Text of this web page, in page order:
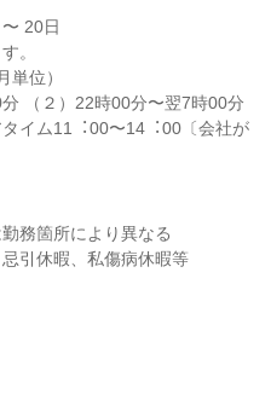
20日
。
単位）
（２）22時00分〜翌7時00分
イム11︓00〜14︓00〔会社が
務箇所により異なる
引休暇、私傷病休暇等